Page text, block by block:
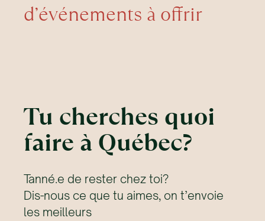
d’événements à offrir
Tu cherches quoi
faire à Québec?
Tanné.e de rester chez toi?
Dis-nous ce que tu aimes, on t’envoie
les meilleurs